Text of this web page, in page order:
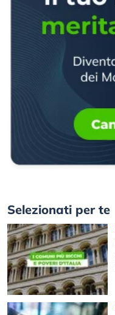
Selezionati per te